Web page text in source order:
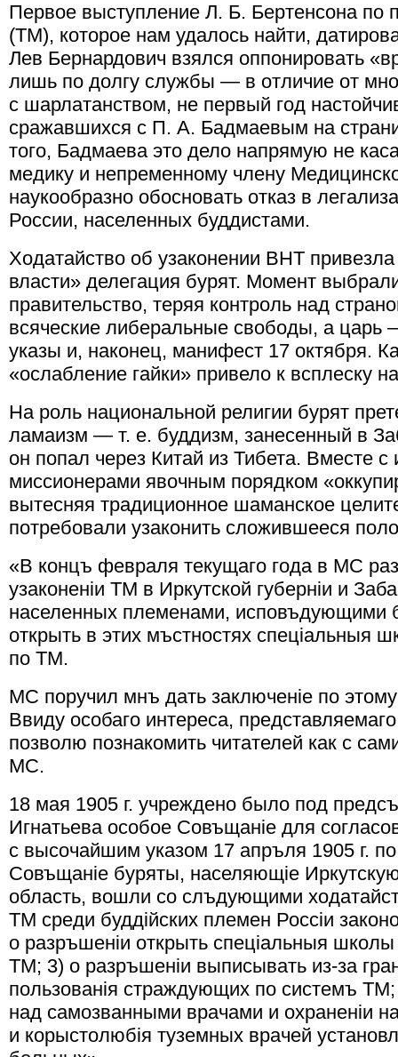
Первое выступление Л. Б. Бертенсона по
(ТМ), которое нам удалось найти,
Лев Бернардович взялся оппонировать
лишь по долгу службы — в отличие от
с шарлатанством, не первый год
сражавшихся с П. А. Бадмаевым на
того, Бадмаева это дело напрямую не
медику и непременному члену
наукообразно обосновать отказ в
России, населенных буддистами.
Ходатайство об узаконении ВНТ
власти» делегация бурят. Момент
правительство, теряя контроль над
всяческие либеральные свободы, а царь
указы и, наконец, манифест 17 октября.
«ослабление гайки» привело к всплеску
На роль национальной религии бурят
ламаизм — т. е. буддизм, занесенный в
он попал через Китай из Тибета. Вместе
миссионерами явочным порядком
вытесняя традиционное шаманское
потребовали узаконить сложившееся
«В концъ февраля текущаго года в МС
узаконенiи ТМ в Иркутской губернiи и
населенных племенами, исповъдующими
открыть в этих мъстностях спецiальныя
по ТМ.
МС поручил мнъ дать заключенiе по
Ввиду особаго интереса,
позволю познакомить читателей как с
МС.
18 мая 1905 г. учреждено было под
Игнатьева особое Совъщанiе для
с высочайшим указом 17 апръля 1905 г.
Совъщанiе буряты, населяющiе
область, вошли со слъдующими
ТМ среди буддiйских племен Россiи
о разръшенiи открыть спецiальныя
ТМ; 3) о разръшенiи выписывать из-за
пользованiя страждующих по системъ ТМ;
над самозванными врачами и охраненiи
и корыстолюбiя туземных врачей